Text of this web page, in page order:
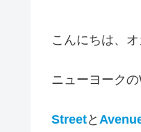
こんにちは、オ
ニューヨークの
Streetと